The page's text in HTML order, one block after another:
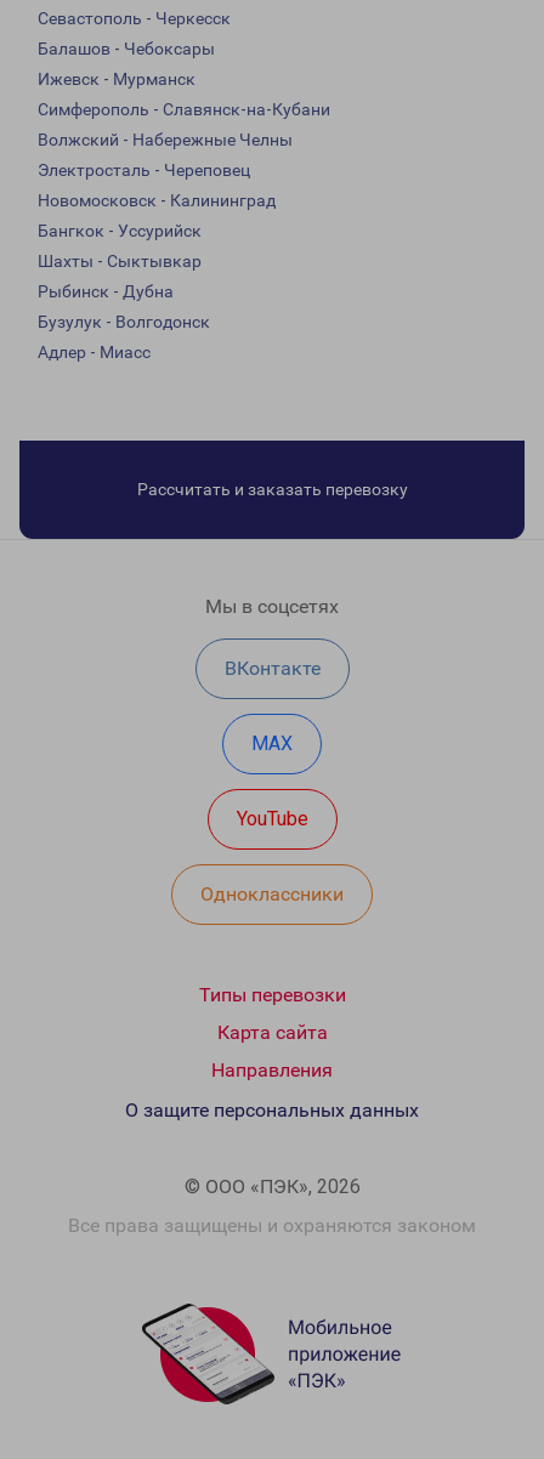
Севастополь - Черкесск
Балашов - Чебоксары
Ижевск - Мурманск
Симферополь - Славянск-на-Кубани
Волжский - Набережные Челны
Электросталь - Череповец
Новомосковск - Калининград
Бангкок - Уссурийск
Шахты - Сыктывкар
Рыбинск - Дубна
Бузулук - Волгодонск
Адлер - Миасс
Рассчитать и заказать перевозку
Мы в соцсетях
ВКонтакте
MAX
YouTube
Одноклассники
Типы перевозки
Карта сайта
Направления
© ООО «ПЭК», 2026
Все права защищены и охраняются законом
О защите персональных данных